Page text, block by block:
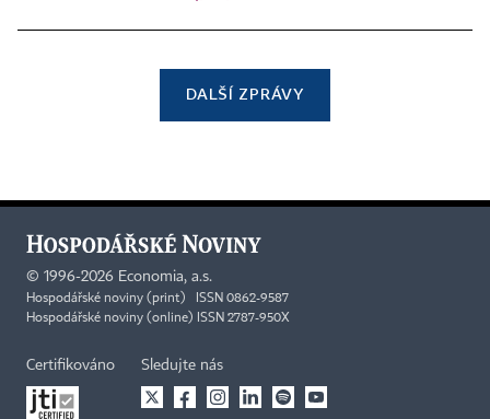
DALŠÍ ZPRÁVY
© 1996-2026 Economia, a.s.
Hospodářské noviny (print) ISSN 0862-9587
Hospodářské noviny (online) ISSN 2787-950X
Certifikováno Sledujte nás